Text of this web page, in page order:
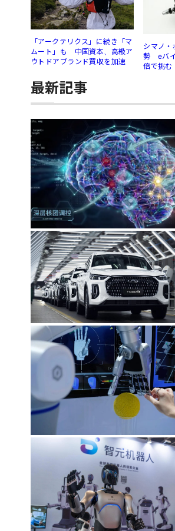
「アークテリクス」に続き「マ
ムート」も 中国資本、高級ア
ウトドアブランド買収を加速
シマノ・
勢 eバ
倍で挑む
最新記事